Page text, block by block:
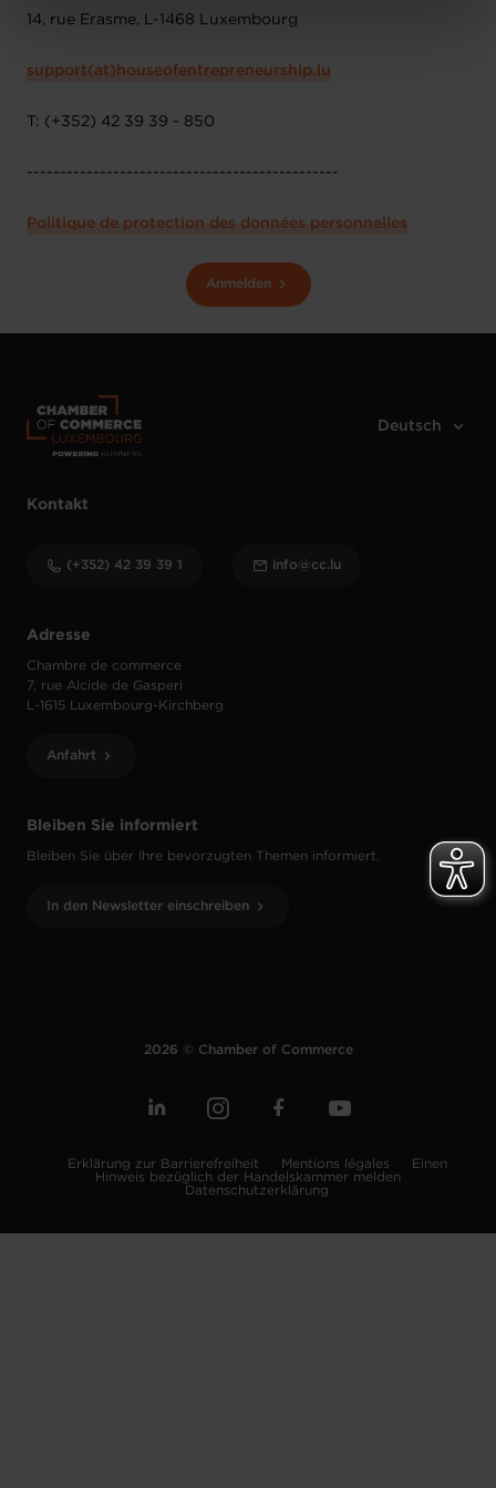
protection des données personnelles
14, rue Erasme, L-1468 Luxembourg
support(at)houseofentrepreneurship.lu
T: (+352) 42 39 39 - 850
-----------------------------------------------
Politique de protection des données personnelles
Anmelden
Bleiben Sie informiert
Bleiben Sie über Ihre bevorzugten Themen informiert.
In den Newsletter einschreiben
Adresse
Chambre de commerce
7, rue Alcide de Gasperi
L-1615 Luxembourg-Kirchberg
Anfahrt
Kontakt
(+352) 42 39 39 1 info@cc.lu
2026 © Chamber of Commerce
Erklärung zur Barrierefreiheit Mentions légales
Einen
Hinweis bezüglich der Handelskammer melden
Datenschutzerklärung